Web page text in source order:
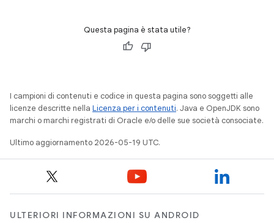
Questa pagina è stata utile?
I campioni di contenuti e codice in questa pagina sono soggetti alle
licenze descritte nella Licenza per i contenuti. Java e OpenJDK sono
marchi o marchi registrati di Oracle e/o delle sue società consociate.
Ultimo aggiornamento 2026-05-19 UTC.
ULTERIORI INFORMAZIONI SU ANDROID